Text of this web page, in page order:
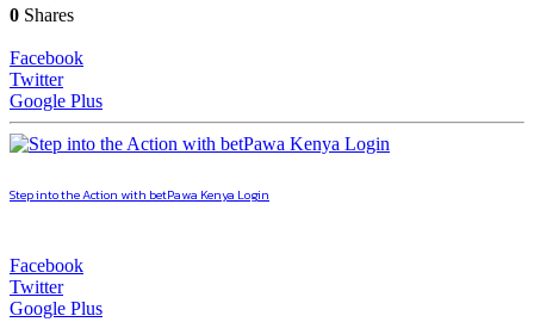
0 Shares
Facebook
Twitter
Google Plus
Step into the Action with betPawa Kenya Login
Facebook
Twitter
Google Plus